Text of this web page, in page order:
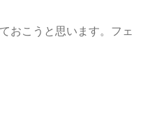
おこうと思います。フェ